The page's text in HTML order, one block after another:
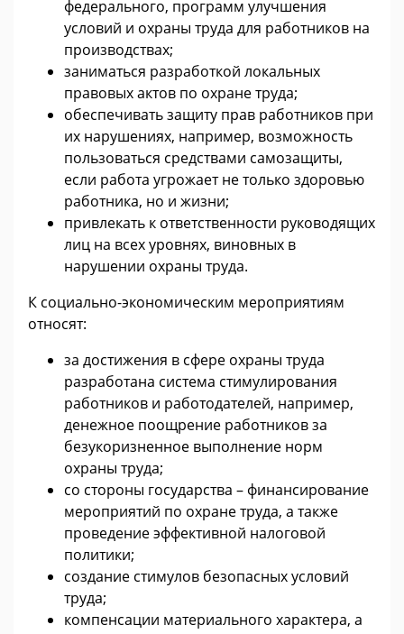
федерального, программ улучшения
условий и охраны труда для работников на
производствах;
заниматься разработкой локальных
правовых актов по охране труда;
обеспечивать защиту прав работников при
их нарушениях, например, возможность
пользоваться средствами самозащиты,
если работа угрожает не только здоровью
работника, но и жизни;
привлекать к ответственности руководящих
лиц на всех уровнях, виновных в
нарушении охраны труда.
К социально-экономическим мероприятиям
относят:
за достижения в сфере охраны труда
разработана система стимулирования
работников и работодателей, например,
денежное поощрение работников за
безукоризненное выполнение норм
охраны труда;
со стороны государства – финансирование
мероприятий по охране труда, а также
проведение эффективной налоговой
политики;
создание стимулов безопасных условий
труда;
компенсации материального характера, а